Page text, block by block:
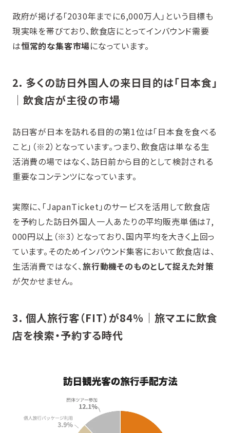
政府が掲げる「2030年までに6,000万人」という目標も
現実味を帯びており、飲食店にとってインバウンド需要
は恒常的な集客市場になっています。
2. 多くの訪日外国人の来日目的は「日本食」
｜飲食店が主役の市場
訪日客が日本を訪れる目的の第1位は「日本食を食べる
こと」（※2）となっています。つまり、飲食店は単なる生
活消費の場ではなく、訪日前から目的として検討される
重要なコンテンツになっています。
実際に、「JapanTicket」のサービスを活用して飲食店
を予約した訪日外国人一人あたりの平均販売単価は7,
000円以上（※3）となっており、国内平均を大きく上回っ
ています。そのためインバウンド集客において飲食店は、
生活消費ではなく、旅行動機そのものとして捉えた対策
が欠かせません。
3. 個人旅行客（FIT）が84％｜旅マエに飲食
店を検索・予約する時代